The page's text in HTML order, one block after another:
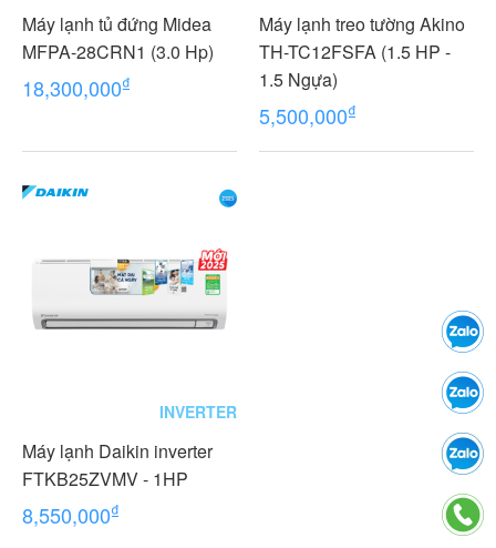
Máy lạnh tủ đứng Midea
MFPA-28CRN1 (3.0 Hp)
18,300,000₫
Máy lạnh treo tường Akino
TH-TC12FSFA (1.5 HP -
1.5 Ngựa)
5,500,000₫
INVERTER
Máy lạnh Daikin inverter
FTKB25ZVMV - 1HP
8,550,000₫